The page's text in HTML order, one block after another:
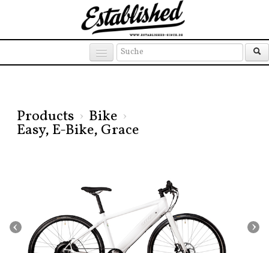
Products › Bike ›
Easy, E-Bike, Grace
‹ ›